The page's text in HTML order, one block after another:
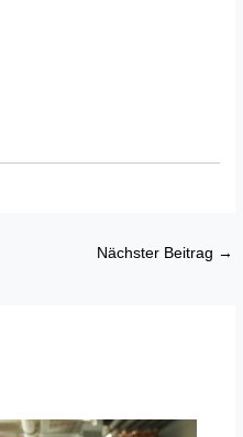
Nächster Beitrag →